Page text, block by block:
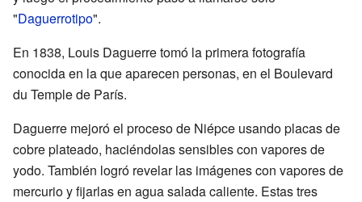
"Daguerrotipo".
En 1838, Louis Daguerre tomó la primera fotografía
conocida en la que aparecen personas, en el Boulevard
du Temple de París.
Daguerre mejoró el proceso de Niépce usando placas de
cobre plateado, haciéndolas sensibles con vapores de
yodo. También logró revelar las imágenes con vapores de
mercurio y fijarlas en agua salada caliente. Estas tres